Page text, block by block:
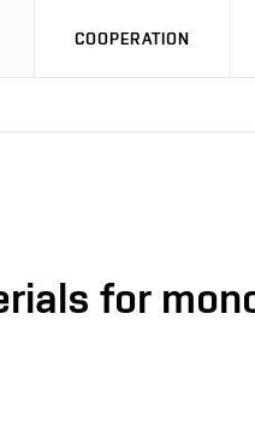
COOPERATION
for